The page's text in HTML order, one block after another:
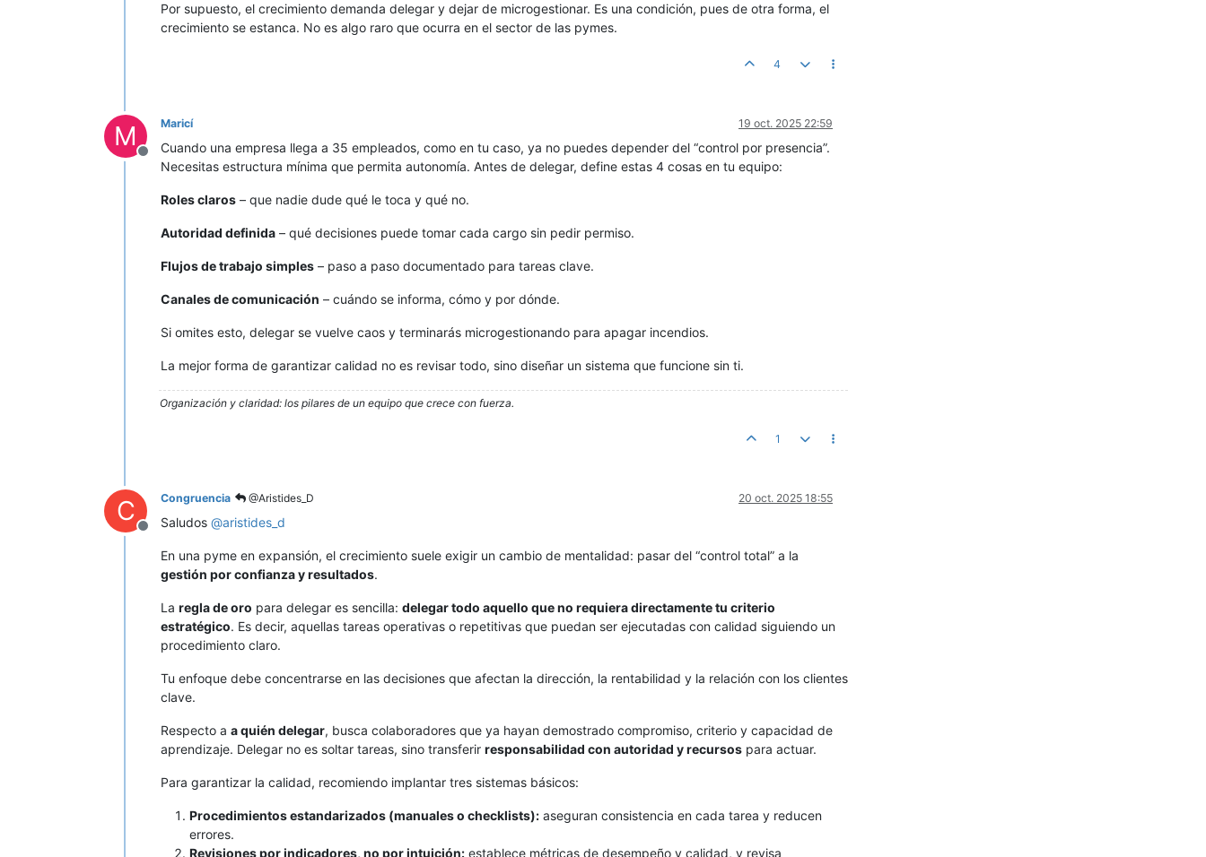
Por supuesto, el crecimiento demanda delegar y dejar de microgestionar. Es una condición, pues de otra forma, el
crecimiento se estanca. No es algo raro que ocurra en el sector de las pymes.
4
M
Desconectado
Maricí 19 oct. 2025 22:59
Cuando una empresa llega a 35 empleados, como en tu caso, ya no puedes depender del “control por presencia”.
Necesitas estructura mínima que permita autonomía. Antes de delegar, define estas 4 cosas en tu equipo:
Roles claros – que nadie dude qué le toca y qué no.
Autoridad definida – qué decisiones puede tomar cada cargo sin pedir permiso.
Flujos de trabajo simples – paso a paso documentado para tareas clave.
Canales de comunicación – cuándo se informa, cómo y por dónde.
Si omites esto, delegar se vuelve caos y terminarás microgestionando para apagar incendios.
La mejor forma de garantizar calidad no es revisar todo, sino diseñar un sistema que funcione sin ti.
Organización y claridad: los pilares de un equipo que crece con fuerza.
1
C
Desconectado
Congruencia @Aristides_D 20 oct. 2025 18:55
Saludos @aristides_d
En una pyme en expansión, el crecimiento suele exigir un cambio de mentalidad: pasar del “control total” a la
gestión por confianza y resultados.
La regla de oro para delegar es sencilla: delegar todo aquello que no requiera directamente tu criterio
estratégico. Es decir, aquellas tareas operativas o repetitivas que puedan ser ejecutadas con calidad siguiendo un
procedimiento claro.
Tu enfoque debe concentrarse en las decisiones que afectan la dirección, la rentabilidad y la relación con los clientes
clave.
Respecto a a quién delegar, busca colaboradores que ya hayan demostrado compromiso, criterio y capacidad de
aprendizaje. Delegar no es soltar tareas, sino transferir responsabilidad con autoridad y recursos para actuar.
Para garantizar la calidad, recomiendo implantar tres sistemas básicos:
Procedimientos estandarizados (manuales o checklists): aseguran consistencia en cada tarea y reducen
errores.
Revisiones por indicadores, no por intuición: establece métricas de desempeño y calidad, y revisa